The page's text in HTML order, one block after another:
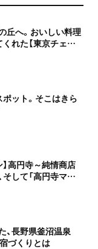
丘へ。おいしい料理
れた【東京チェン
ット。そこはきら
高円寺～純情商店
して「高円寺マシ
、長野県釜沼温泉
づくりとは